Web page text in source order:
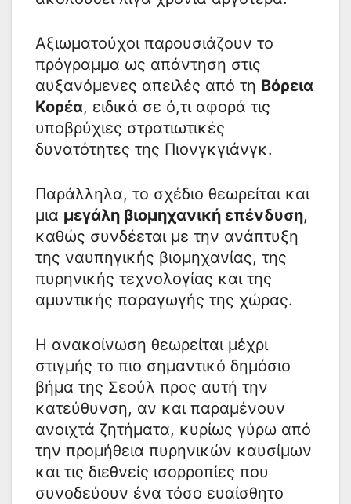
Αξιωματούχοι παρουσιάζουν το
πρόγραμμα ως απάντηση στις
αυξανόμενες απειλές από τη Βόρεια
Κορέα, ειδικά σε ό,τι αφορά τις
υποβρύχιες στρατιωτικές
δυνατότητες της Πιονγκγιάνγκ.
Παράλληλα, το σχέδιο θεωρείται και
μια μεγάλη βιομηχανική επένδυση,
καθώς συνδέεται με την ανάπτυξη
της ναυπηγικής βιομηχανίας, της
πυρηνικής τεχνολογίας και της
αμυντικής παραγωγής της χώρας.
Η ανακοίνωση θεωρείται μέχρι
στιγμής το πιο σημαντικό δημόσιο
βήμα της Σεούλ προς αυτή την
κατεύθυνση, αν και παραμένουν
ανοιχτά ζητήματα, κυρίως γύρω από
την προμήθεια πυρηνικών καυσίμων
και τις διεθνείς ισορροπίες που
συνοδεύουν ένα τόσο ευαίσθητο